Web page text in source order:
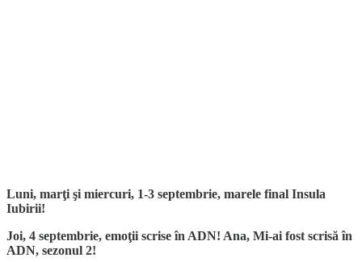
Luni, marţi şi miercuri, 1-3 septembrie, marele final Insula
Iubirii!
Joi, 4 septembrie, emoţii scrise în ADN! Ana, Mi-ai fost scrisă în
ADN, sezonul 2!